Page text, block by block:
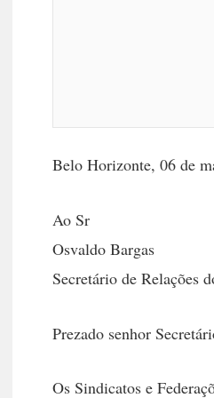
Belo Horizonte, 06 de
Ao Sr
Osvaldo Bargas
Secretário de Relações
Prezado senhor
Os Sindicatos e